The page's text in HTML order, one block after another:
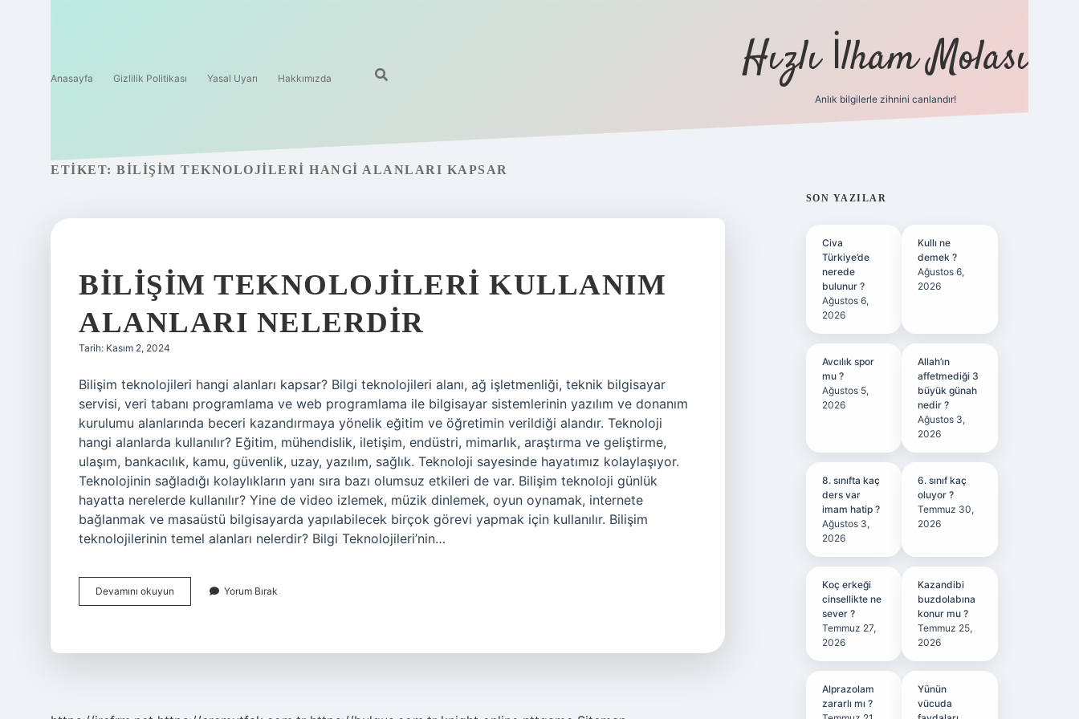
Anasayfa Gizlilik Politikası Yasal Uyarı Hakkımızda Hızlı İlham Molası
Anlık bilgilerle zihnini canlandır!
ETIKET: BILIŞIM TEKNOLOJILERI HANGI ALANLARI KAPSAR
BILIŞIM TEKNOLOJILERI KULLANIM
ALANLARI NELERDIR
Tarih: Kasım 2, 2024
Bilişim teknolojileri hangi alanları kapsar? Bilgi teknolojileri alanı, ağ işletmenliği, teknik bilgisayar
servisi, veri tabanı programlama ve web programlama ile bilgisayar sistemlerinin yazılım ve donanım
kurulumu alanlarında beceri kazandırmaya yönelik eğitim ve öğretimin verildiği alandır. Teknoloji
hangi alanlarda kullanılır? Eğitim, mühendislik, iletişim, endüstri, mimarlık, araştırma ve geliştirme,
ulaşım, bankacılık, kamu, güvenlik, uzay, yazılım, sağlık. Teknoloji sayesinde hayatımız kolaylaşıyor.
Teknolojinin sağladığı kolaylıkların yanı sıra bazı olumsuz etkileri de var. Bilişim teknoloji günlük
hayatta nerelerde kullanılır? Yine de video izlemek, müzik dinlemek, oyun oynamak, internete
bağlanmak ve masaüstü bilgisayarda yapılabilecek birçok görevi yapmak için kullanılır. Bilişim
teknolojilerinin temel alanları nelerdir? Bilgi Teknolojileri’nin…
Devamını okuyun
Teknolojileri
Yorum Bırak
SIDEBAR
SON YAZILAR
Civa
Türkiye’de
nerede
bulunur ?
Ağustos 6,
2026
Kullı ne
demek ?
Ağustos 6,
2026
Avcılık spor
mu ?
Ağustos 5,
2026
Allah’ın
affetmediği 3
büyük günah
nedir ?
Ağustos 3,
2026
8. sınıfta kaç
ders var
imam hatip ?
Ağustos 3,
2026
6. sınıf kaç
oluyor ?
Temmuz 30,
2026
Koç erkeği
cinsellikte ne
sever ?
Temmuz 27,
2026
Kazandibi
buzdolabına
konur mu ?
Temmuz 25,
2026
Alprazolam
zararlı mı ?
Yünün
vücuda